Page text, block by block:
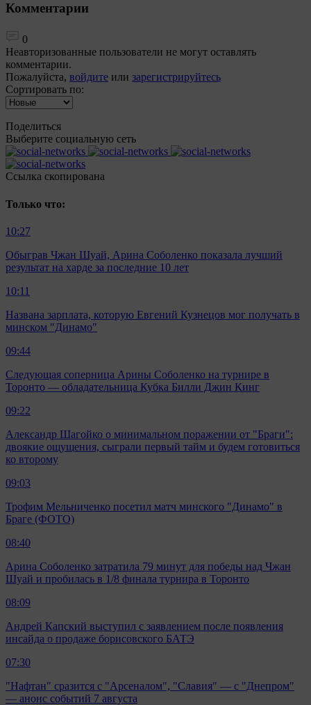
Комментарии
0
Неавторизованные пользователи не могут оставлять
комментарии.
Пожалуйста, войдите или зарегистрируйтесь
Сортировать по:
Поделиться
Выберите социальную сеть
Ccылка скопирована
Только что:
10:27
Обыграв Чжан Шуай, Арина Соболенко показала лучший
результат на харде за последние 10 лет
10:11
Названа зарплата, которую Евгений Кузнецов мог получать в
минском "Динамо"
09:44
Следующая соперница Арины Соболенко на турнире в
Торонто — обладательница Кубка Билли Джин Кинг
09:22
Александр Шагойко о минимальном поражении от "Браги":
двоякие ощущения, сыграли первый тайм и будем готовиться
ко второму
09:03
Трофим Мельниченко посетил матч минского "Динамо" в
Браге (ФОТО)
08:40
Арина Соболенко затратила 79 минут для победы над Чжан
Шуай и пробилась в 1/8 финала турнира в Торонто
08:09
Андрей Капский выступил с заявлением после появления
инсайда о продаже борисовского БАТЭ
07:30
"Нафтан" сразится с "Арсеналом", "Славия" — с "Днепром"
— анонс событий 7 августа